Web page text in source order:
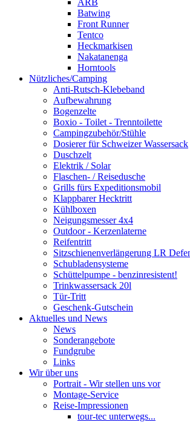
ARB
Batwing
Front Runner
Tentco
Heckmarkisen
Nakatanenga
Horntools
Nützliches/Camping
Anti-Rutsch-Klebeband
Aufbewahrung
Bogenzelte
Boxio - Toilet - Trenntoilette
Campingzubehör/Stühle
Dosierer für Schweizer Wassersack
Duschzelt
Elektrik / Solar
Flaschen- / Reisedusche
Grills fürs Expeditionsmobil
Klappbarer Hecktritt
Kühlboxen
Neigungsmesser 4x4
Outdoor - Kerzenlaterne
Reifentritt
Sitzschienenverlängerung LR
Schubladensysteme
Schüttelpumpe - benzinresistent!
Trinkwassersack 20l
Tür-Tritt
Geschenk-Gutschein
Aktuelles und News
News
Sonderangebote
Fundgrube
Links
Wir über uns
Portrait - Wir stellen uns vor
Montage-Service
Reise-Impressionen
tour-tec unterwegs...